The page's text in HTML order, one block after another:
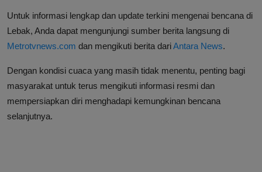
Untuk informasi lengkap dan update terkini mengenai bencana di
Lebak, Anda dapat mengunjungi sumber berita langsung di
Metrotvnews.com dan mengikuti berita dariAntara News.
Dengan kondisi cuaca yang masih tidak menentu, penting bagi
masyarakat untuk terus mengikuti informasi resmi dan
mempersiapkan diri menghadapi kemungkinan bencana
selanjutnya.